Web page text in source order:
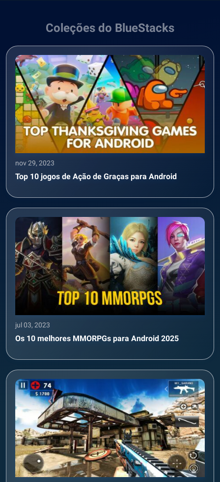
Coleções do BlueStacks
nov 29, 2023
Top 10 jogos de Ação de Graças para Android
jul 03, 2023
Os 10 melhores MMORPGs para Android 2025